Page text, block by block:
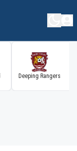
Deeping Rangers